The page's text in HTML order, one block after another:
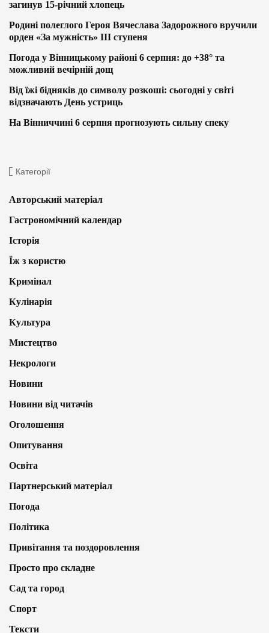
загинув 15-річний хлопець
Родині полеглого Героя Вячеслава Задорожного вручили
орден «За мужність» ІІІ ступеня
Погода у Вінницькому районі 6 серпня: до +38° та
можливий вечірній дощ
Від їжі бідняків до символу розкоші: сьогодні у світі
відзначають День устриць
На Вінниччині 6 серпня прогнозують сильну спеку
Категорії
Авторський матеріал
Гастрономічний календар
Історія
Їж з користю
Кримінал
Кулінарія
Культура
Мистецтво
Некрологи
Новини
Новини від читачів
Оголошення
Опитування
Освіта
Партнерський матеріал
Погода
Політика
Привітання та поздоровлення
Просто про складне
Сад та город
Спорт
Тексти